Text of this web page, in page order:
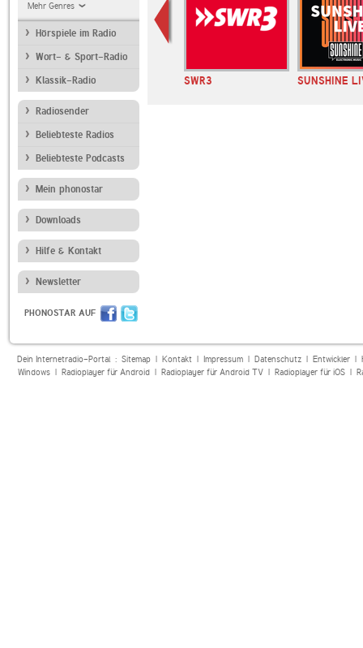
Mehr Genres
Hörspiele im Radio
Wort- & Sport-Radio
Klassik-Radio
Radiosender
Beliebteste Radios
Beliebteste Podcasts
Mein phonostar
Downloads
Hilfe & Kontakt
Newsletter
PHONOSTAR AUF
SWR3 SUNSHINE
Dein Internetradio-Portal : Sitemap| Kontakt| Impressum| Datenschutz| Entwickler|
Windows| Radioplayer für Android| Radioplayer für Android TV| Radioplayer für iOS|